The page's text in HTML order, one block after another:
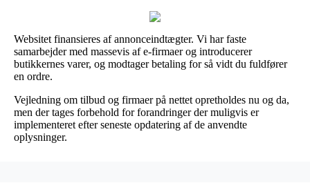
Websitet finansieres af annonceindtægter. Vi har faste
samarbejder med massevis af e-firmaer og introducerer
butikkernes varer, og modtager betaling for så vidt du fuldfører
en ordre.
Vejledning om tilbud og firmaer på nettet opretholdes nu og da,
men der tages forbehold for forandringer der muligvis er
implementeret efter seneste opdatering af de anvendte
oplysninger.